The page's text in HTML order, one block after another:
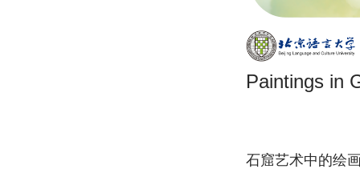
Paintings in
石窟艺术中的绘